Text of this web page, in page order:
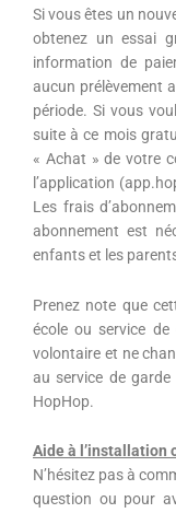
Si vous êtes un
obtenez un essai
information de
aucun prélèvement
période. Si vous
suite à ce mois
« Achat » de votre
l’application
Les frais
abonnement est
enfants et les
Prenez note que
école ou service
volontaire et ne
au service de
HopHop.
Aide à l’installation
N’hésitez pas à
question ou pour